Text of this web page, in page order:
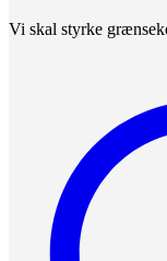
Vi skal styrke